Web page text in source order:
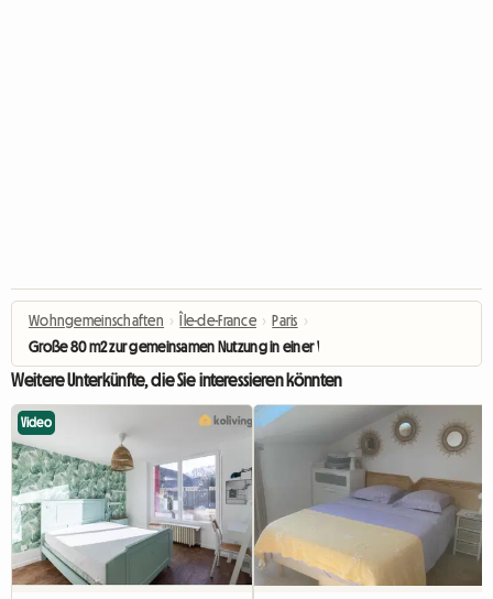
Wohngemeinschaften › Île-de-France › Paris ›
Große 80 m2 zur gemeinsamen Nutzung in einer Wohngemeinschaft
Weitere Unterkünfte, die Sie interessieren könnten
Video